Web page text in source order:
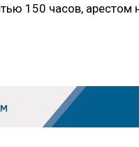
150 часов,